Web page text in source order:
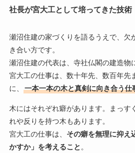
社長が宮大工として培ってきた技術
瀬沼住建の家づくりを語るうえで、欠
き合い方です。
瀬沼住建の代表は、寺社仏閣の建造物
宮大工の仕事は、数十年先、数百年先
に、
一本一本の木と真剣に向き合う仕
木にはそれぞれ癖があります。まっす
れや反りを持つ木もあります。
宮大工の仕事は、 その癖を無理に抑え
かすか」を考えること 。